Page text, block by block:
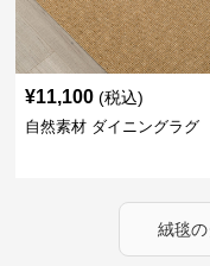
¥11,100 (税込)
自然素材 ダイニングラグ
絨毯の